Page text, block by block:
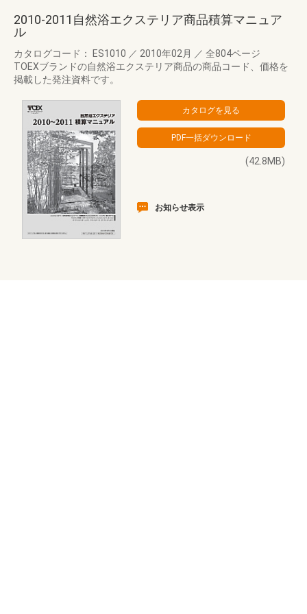
2010-2011自然浴エクステリア商品積算マニュア
ル
カタログコード： ES1010 ／ 2010年02月 ／ 全804ページ
TOEXブランドの自然浴エクステリア商品の商品コード、価格を
掲載した発注資料です。
(42.8MB)
お知らせ表示